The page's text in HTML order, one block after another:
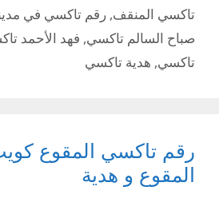
تاكسي المنقف, رقم تاكسي في
صباح السالم تاكسي, فهد الأحمد
تاكسي, هدية تاكسي
رقم تاكسي المقوع
المقوع و هدية